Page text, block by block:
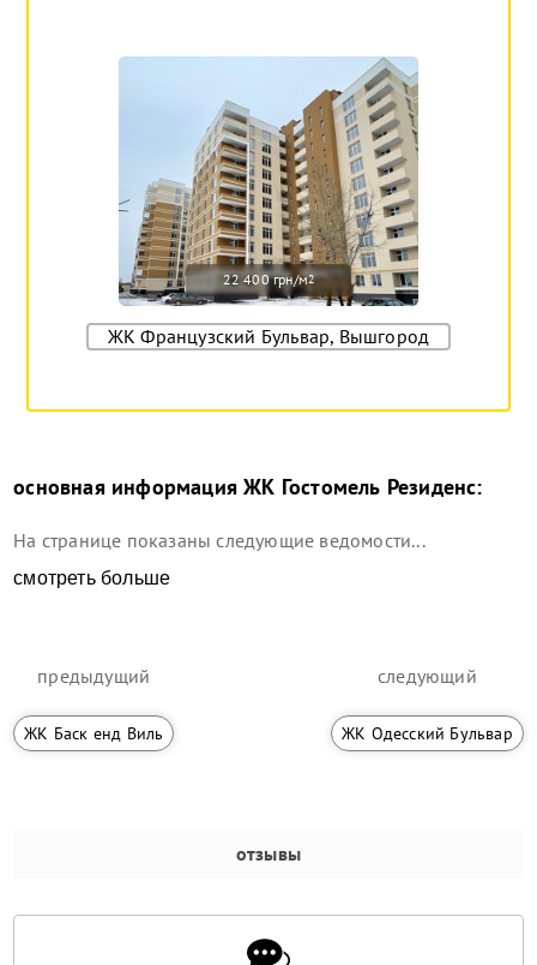
22 400 грн/м2
ЖК Французский Бульвар, Вышгород
основная информация ЖК Гостомель Резиденс:
На странице показаны следующие ведомости...
смотреть больше
предыдущий
ЖК Баск енд Виль
следующий
ЖК Одесский Бульвар
отзывы